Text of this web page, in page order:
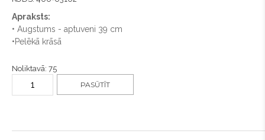
Apraksts:
• Augstums - aptuveni 39 cm
•Pelēkā krāsā
Noliktavā: 75
PASŪTĪT